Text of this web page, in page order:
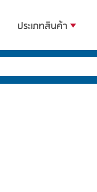
ประเภทสินค้า
BANDING
BLANCHING